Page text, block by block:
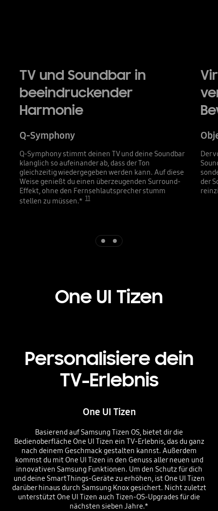
TV und Soundbar in
beeindruckender
Harmonie
Q-Symphony
Q-Symphony stimmt deinen TV und deine Soundbar
klanglich so aufeinander ab, dass der Ton
gleichzeitig wiedergegeben werden kann. Auf diese
Weise genießt du einen überzeugenden Surround-
Effekt, ohne den Fernsehlautsprecher stumm
stellen zu müssen.* 11
Der
der
One UI Tizen
Personalisiere dein
TV-Erlebnis
One UI Tizen
Basierend auf Samsung Tizen OS, bietet dir die
Bedienoberfläche One UI Tizen ein TV-Erlebnis, das du ganz
nach deinem Geschmack gestalten kannst. Außerdem
kommst du mit One UI Tizen in den Genuss aller neuen und
innovativen Samsung Funktionen. Um den Schutz für dich
und deine SmartThings-Geräte zu erhöhen, ist One UI Tizen
darüber hinaus durch Samsung Knox gesichert. Nicht zuletzt
unterstützt One UI Tizen auch Tizen-OS-Upgrades für die
nächsten sieben Jahre.*